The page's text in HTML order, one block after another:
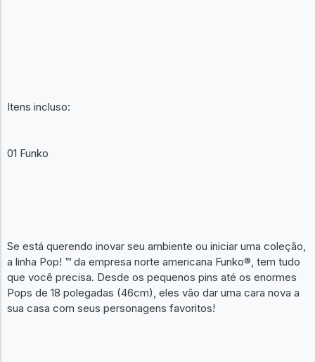
Itens incluso:
01 Funko
Se está querendo inovar seu ambiente ou iniciar uma coleção,
a linha Pop! ™ da empresa norte americana Funko®, tem tudo
que você precisa. Desde os pequenos pins até os enormes
Pops de 18 polegadas (46cm), eles vão dar uma cara nova a
sua casa com seus personagens favoritos!